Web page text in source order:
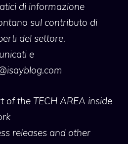
di informazione
sul contributo di
del settore.
e
of the TECH AREA inside
releases and other